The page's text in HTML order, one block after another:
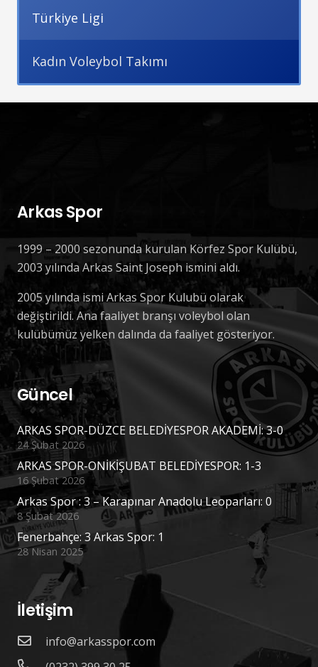
Türkiye Ligi
Kadın Voleybol Takımı
Arkas Spor
1999 – 2000 sezonunda kurulan Körfez Spor Kulübü,
2003 yılında Arkas Saint Joseph ismini aldı.
2005 yılında ismi Arkas Spor Kulubü olarak
değiştirildi. Ana faaliyet branşı voleybol olan
kulübümüz yelken dalında da faaliyet gösteriyor.
Güncel
ARKAS SPOR-DÜZCE BELEDİYESPOR AKADEMİ: 3-0
24 Şubat 2026
ARKAS SPOR-ONİKİŞUBAT BELEDİYESPOR: 1-3
16 Şubat 2026
Arkas Spor : 3 – Karapınar Anadolu Leoparları: 0
8 Şubat 2026
Fenerbahçe: 3 Arkas Spor: 1
28 Nisan 2025
İletişim
info@arkasspor.com